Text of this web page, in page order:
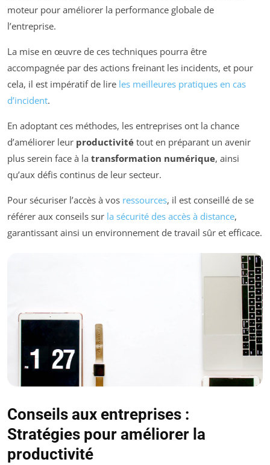
moteur pour améliorer la performance globale de
l’entreprise.
La mise en œuvre de ces techniques pourra être
accompagnée par des actions freinant les incidents, et pour
cela, il est impératif de lire les meilleures pratiques en cas
d’incident.
En adoptant ces méthodes, les entreprises ont la chance
d’améliorer leur productivité tout en préparant un avenir
plus serein face à la transformation numérique, ainsi
qu’aux défis continus de leur secteur.
Pour sécuriser l’accès à vos ressources, il est conseillé de se
référer aux conseils sur la sécurité des accès à distance,
garantissant ainsi un environnement de travail sûr et efficace.
Conseils aux entreprises :
Stratégies pour améliorer la
productivité